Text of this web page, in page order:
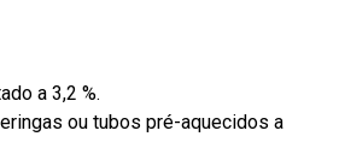
a 3,2 %.
ou tubos pré-aquecidos a